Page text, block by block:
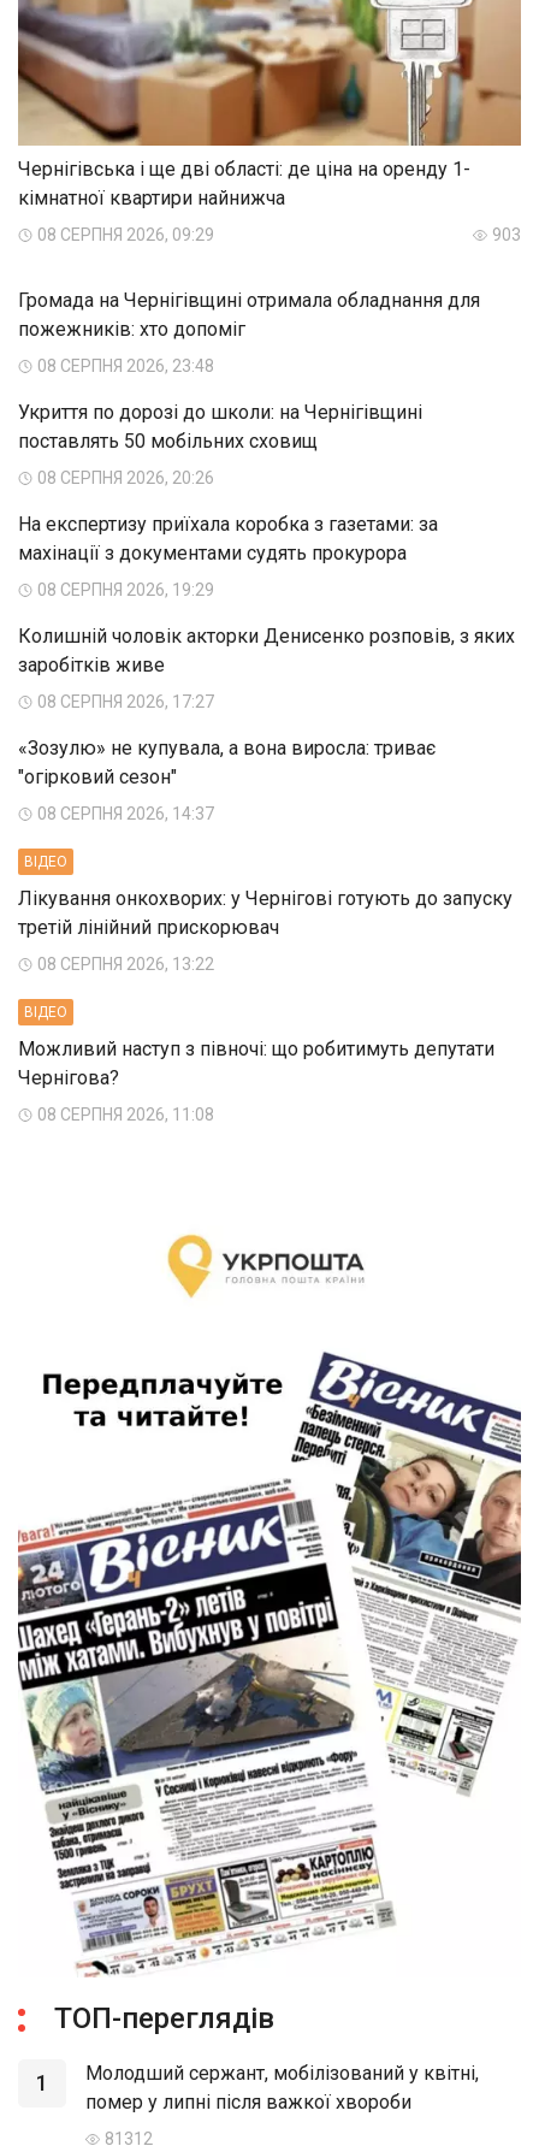
Чернігівська і ще дві області: де ціна на оренду 1-
кімнатної квартири найнижча
08 СЕРПНЯ 2026, 09:29 903
Громада на Чернігівщині отримала обладнання для
пожежників: хто допоміг
08 СЕРПНЯ 2026, 23:48
Укриття по дорозі до школи: на Чернігівщині
поставлять 50 мобільних сховищ
08 СЕРПНЯ 2026, 20:26
На експертизу приїхала коробка з газетами: за
махінації з документами судять прокурора
08 СЕРПНЯ 2026, 19:29
Колишній чоловік акторки Денисенко розповів, з яких
заробітків живе
08 СЕРПНЯ 2026, 17:27
«Зозулю» не купувала, а вона виросла: триває
"огірковий сезон"
08 СЕРПНЯ 2026, 14:37
ВIДЕО
Лікування онкохворих: у Чернігові готують до запуску
третій лінійний прискорювач
08 СЕРПНЯ 2026, 13:22
ВIДЕО
Можливий наступ з півночі: що робитимуть депутати
Чернігова?
08 СЕРПНЯ 2026, 11:08
ТОП-переглядів
1
Молодший сержант, мобілізований у квітні,
помер у липні після важкої хвороби
81312